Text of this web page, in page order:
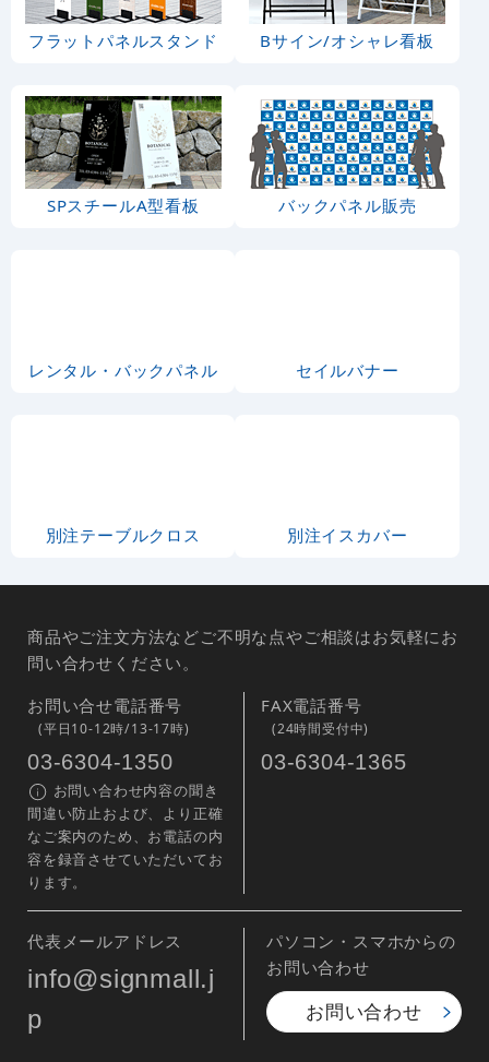
フラットパネルスタンド Bサイン/オシャレ看板
SPスチールA型看板 バックパネル販売
レンタル・バックパネル セイルバナー
別注テーブルクロス 別注イスカバー
商品やご注文方法などご不明な点やご相談はお気軽にお
問い合わせください。
お問い合せ電話番号
(平日10-12時/13-17時)
03-6304-1350
お問い合わせ内容の聞き
間違い防止および、より正確
なご案内のため、お電話の内
容を録音させていただいてお
ります。
FAX電話番号
(24時間受付中)
03-6304-1365
代表メールアドレス
info@signmall.j
p
パソコン・スマホからの
お問い合わせ
お問い合わせ